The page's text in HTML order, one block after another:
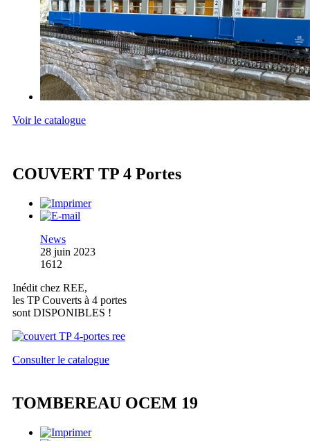
Voir le catalogue
COUVERT TP 4 Portes
News
28 juin 2023
1612
Inédit chez REE,
les TP Couverts à 4 portes
sont DISPONIBLES !
Consulter le catalogue
TOMBEREAU OCEM 19